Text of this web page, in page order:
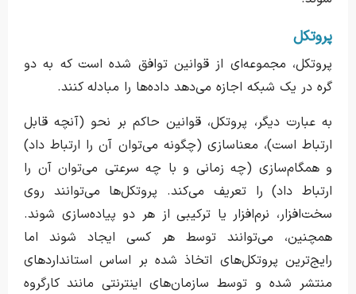
پروتکل
پروتکل، مجموعه‌ای از قوانین توافق شده است که به دو
گره در یک شبکه اجازه می‌دهد داده‌ها را مبادله کنند.
به عبارت دیگر، پروتکل، قوانین حاکم بر نحو (آنچه قابل
ارتباط است)، معناسازی (چگونه می‌توان آن را ارتباط داد)
و همگام‌سازی (چه زمانی و با چه سرعتی می‌توان آن را
ارتباط داد) را تعریف می‌کند. پروتکل‌ها می‌توانند روی
سخت‌افزار، نرم‌افزار یا ترکیبی از هر دو پیاده‌سازی شوند.
همچنین، می‌توانند توسط هر کسی ایجاد شوند اما
رایج‌ترین پروتکل‌های اتخاذ شده بر اساس استانداردهای
منتشر شده و توسط سازمان‌های اینترنتی مانند کارگروه